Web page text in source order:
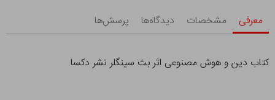
معرفی مشخصات دیدگاه‌ها پرسش‌ها
کتاب دین و هوش مصنوعی اثر بث سینگلر نشر دکسا